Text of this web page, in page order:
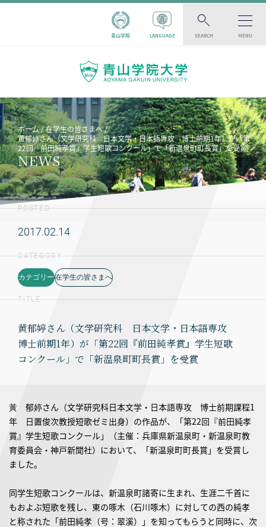
青山学院 LANGUAGE SEARCH MENU
ホーム
在学生の皆さまへ
黄郁婷さん（文学研究科 日本文学・日本語専攻 博士前期1年）が「第
22回『前田純孝賞』学生短歌コンクール」で「新温泉町町長賞」を受賞
NEWS
POSTED
2017.02.14
CATEGORY
カテゴリー 在学生の皆さまへ
TITLE
黄郁婷さん（文学研究科 日本文学・日本語専攻
博士前期1年）が「第22回『前田純孝賞』学生短歌
コンクール」で「新温泉町町長賞」を受賞
黃 郁婷さん（文学研究科日本文学・日本語専攻 博士前期課程1
年 日置俊次教授短歌ゼミ出身）の作品が、「第22回『前田純孝
賞』学生短歌コンクール」（主催：兵庫県新温泉町・新温泉町教
育委員会・神戸新聞社）において、「新温泉町町長賞」を受賞し
ました。
同学生短歌コンクールは、新温泉町諸寄に生まれ、生涯二千首に
もおよぶ短歌を残し、東の啄木（石川啄木）に対しての西の純孝
と称された「前田純孝（号：翠溪）」を知ってもらうと同時に、次